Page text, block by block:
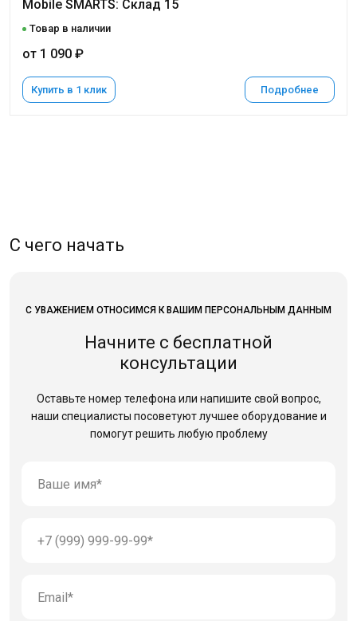
Mobile SMARTS: Склад 15
Товар в наличии
от 1 090 ₽
Купить в 1 клик Подробнее
С чего начать
С УВАЖЕНИЕМ ОТНОСИМСЯ К ВАШИМ ПЕРСОНАЛЬНЫМ ДАННЫМ
Начните с бесплатной
консультации
Оставьте номер телефона или напишите свой вопрос,
наши специалисты посоветуют лучшее оборудование и
помогут решить любую проблему